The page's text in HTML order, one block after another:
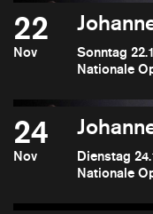
22
Nov
Sonntag
Nationale
24
Nov
Dienstag
Nationale